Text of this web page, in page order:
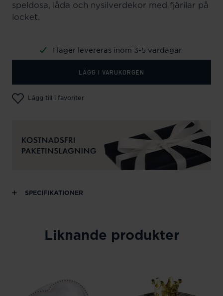
speldosa, låda och nysilverdekor med fjärilar på
locket.
I lager levereras inom 3-5 vardagar
LÄGG I VARUKORGEN
Lägg till i favoriter
SPECIFIKATIONER
Liknande produkter